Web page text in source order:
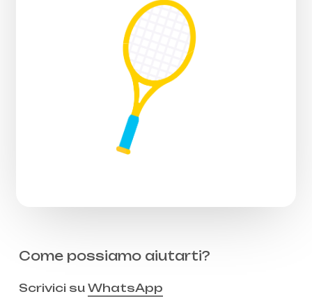
Come possiamo aiutarti?
Scrivici suWhatsApp